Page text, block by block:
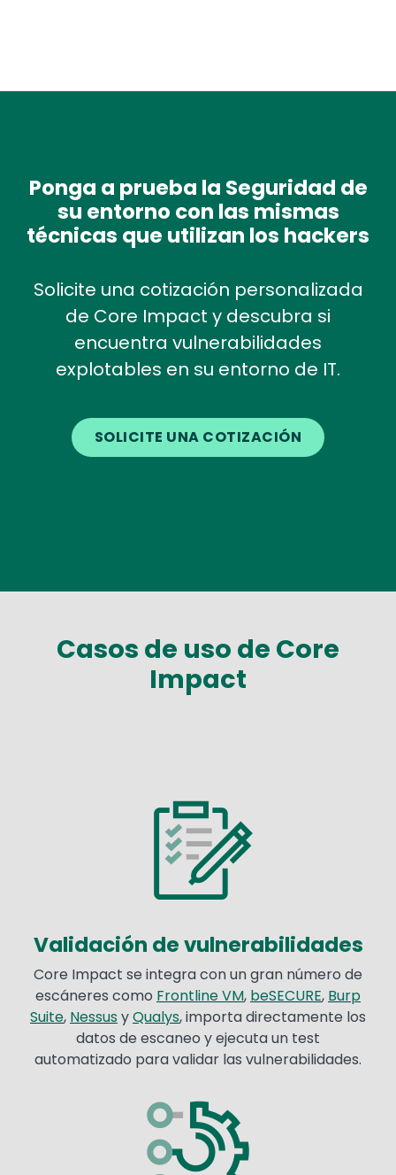
Ponga a prueba la Seguridad de
su entorno con las mismas
técnicas que utilizan los hackers
Solicite una cotización personalizada
de Core Impact y descubra si
encuentra vulnerabilidades
explotables en su entorno de IT.
SOLICITE UNA COTIZACIÓN
Casos de uso de Core
Impact
Image
Validación de vulnerabilidades
Core Impact se integra con un gran número de
escáneres como Frontline VM, beSECURE, Burp
Suite, NessusyQualys, importa directamente los
datos de escaneo y ejecuta un test
automatizado para validar las vulnerabilidades.